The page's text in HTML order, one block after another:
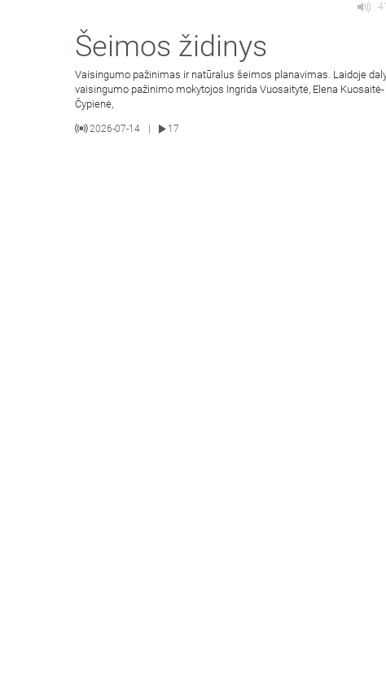
Šeimos židinys
Vaisingumo pažinimas ir natūralus šeimos planavimas. Laidoje
vaisingumo pažinimo mokytojos Ingrida Vuosaitytė, Elena Kuosaitė-
Čypienė,
2026-07-14 17